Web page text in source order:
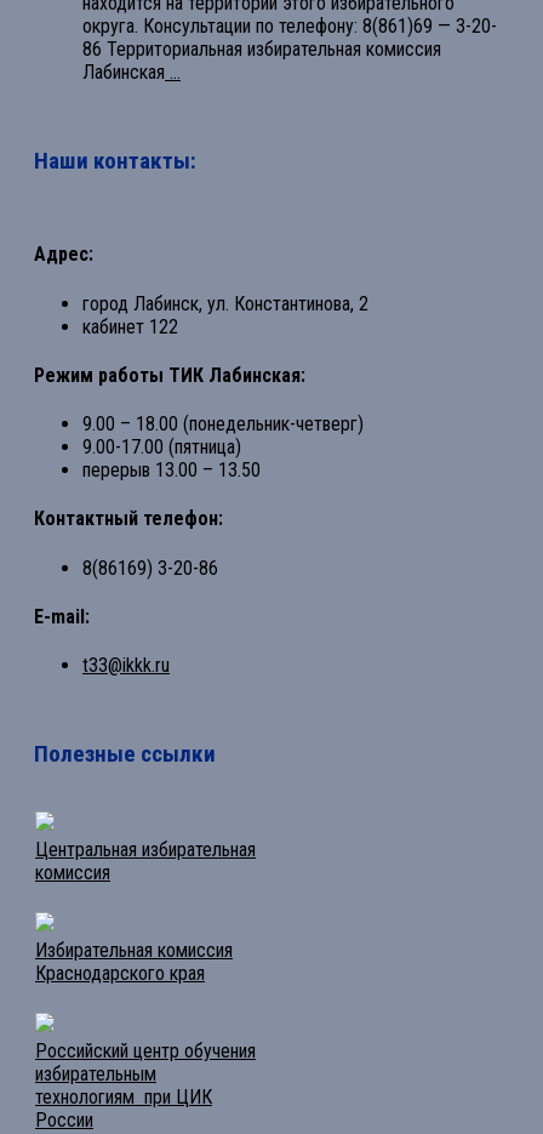
округа. Консультации по телефону: 8(861)69 — 3-20-
86 Территориальная избирательная комиссия
Лабинская ...
Наши контакты:
Адрес:
город Лабинск, ул. Константинова, 2
кабинет 122
Режим работы ТИК Лабинская:
9.00 – 18.00 (понедельник-четверг)
9.00-17.00 (пятница)
перерыв 13.00 – 13.50
Контактный телефон:
8(86169) 3-20-86
E-mail:
t33@ikkk.ru
Полезные ссылки
Центральная избирательная
комиссия
Избирательная комиссия
Краснодарского края
Российский центр обучения
избирательным
технологиям при ЦИК
России